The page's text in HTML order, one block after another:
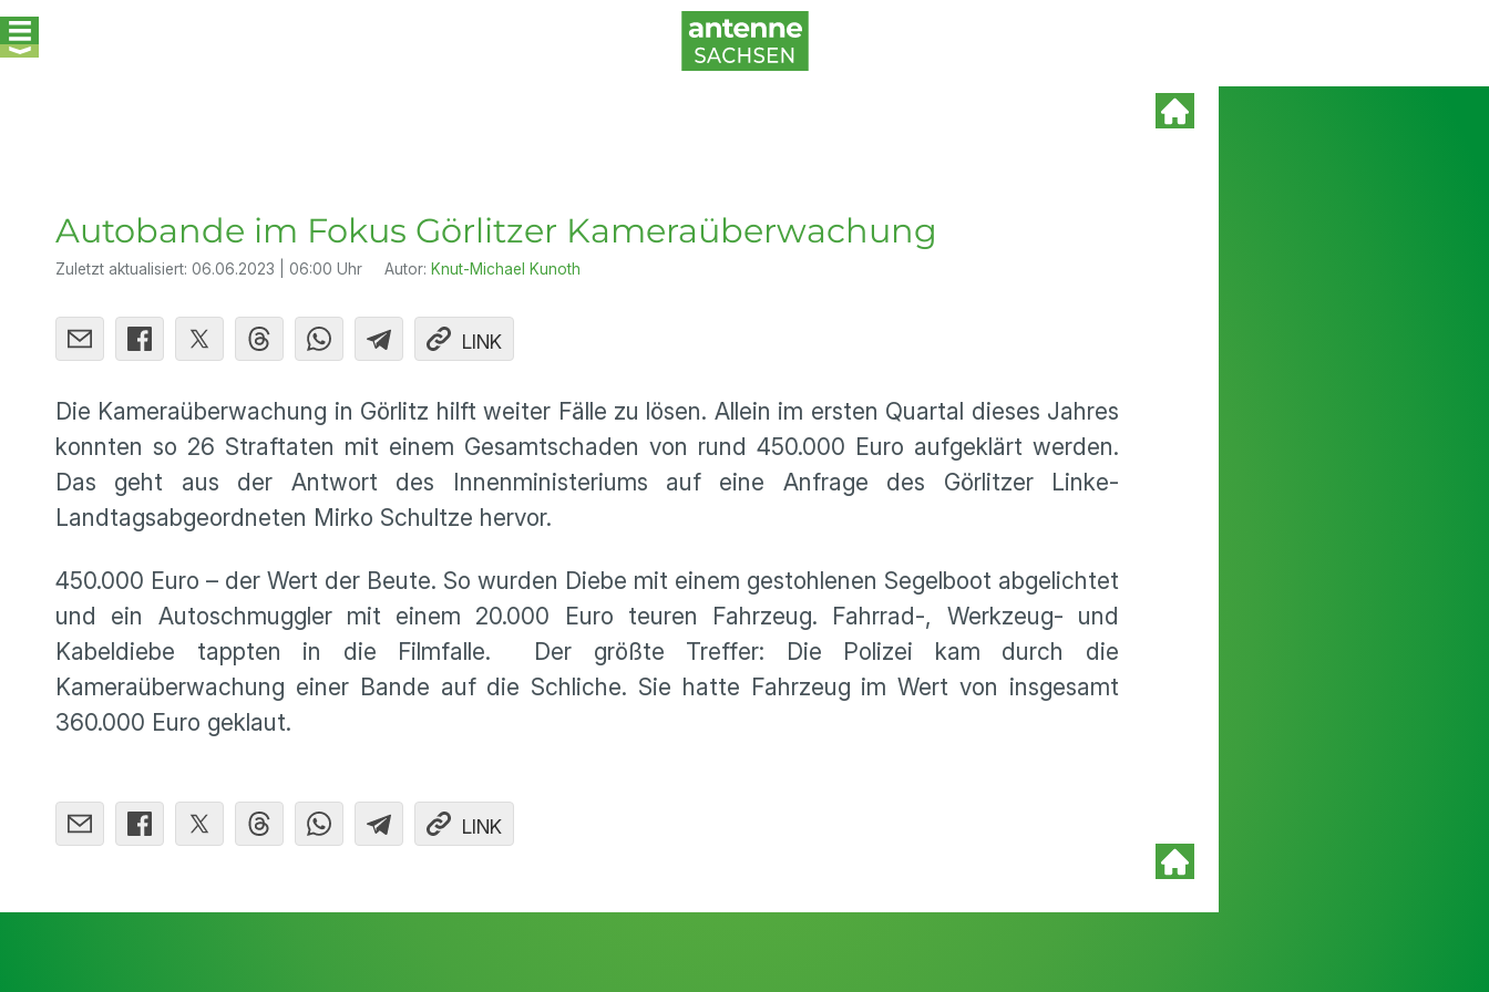
Autobande im Fokus Görlitzer Kameraüberwachung
Zuletzt aktualisiert: 06.06.2023 | 06:00 Uhr Autor: Knut-Michael Kunoth
LINK
Die Kameraüberwachung in Görlitz hilft weiter Fälle zu lösen. Allein im ersten Quartal dieses Jahres
konnten so 26 Straftaten mit einem Gesamtschaden von rund 450.000 Euro aufgeklärt werden.
Das geht aus der Antwort des Innenministeriums auf eine Anfrage des Görlitzer Linke-
Landtagsabgeordneten Mirko Schultze hervor.
450.000 Euro – der Wert der Beute. So wurden Diebe mit einem gestohlenen Segelboot abgelichtet
und ein Autoschmuggler mit einem 20.000 Euro teuren Fahrzeug. Fahrrad-, Werkzeug- und
Kabeldiebe tappten in die Filmfalle. Der größte Treffer: Die Polizei kam durch die
Kameraüberwachung einer Bande auf die Schliche. Sie hatte Fahrzeug im Wert von insgesamt
360.000 Euro geklaut.
LINK